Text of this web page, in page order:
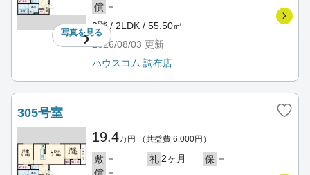
写真を見る
償 －
3階 / 2LDK / 55.50㎡
2026/08/03 更新
ハウスコム 調布店
305号室
19.4万円 （共益費 6,000円）
敷 － 礼2ヶ月 保 －
－